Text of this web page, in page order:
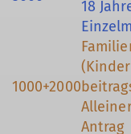
18
1000+2000
Antrag